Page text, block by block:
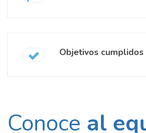
Objetivos cumplidos
Conoce al